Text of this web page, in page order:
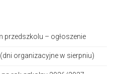
przedszkolu – ogłoszenie
organizacyjne w sierpniu)